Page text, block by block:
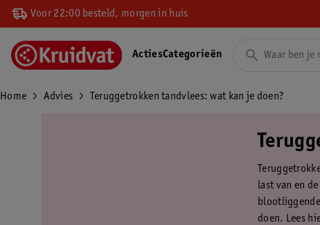
Voor 22:00 besteld, morgen in huis
ActiesCategorieën
Home Advies Teruggetrokken tandvlees: wat kan je doen?
last van en
doen. Lees